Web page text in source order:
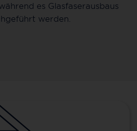
es Glasfaserausbaus
werden.